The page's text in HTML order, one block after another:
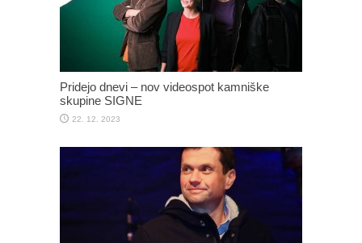
Pridejo dnevi – nov videospot kamniške
skupine SIGNE
22. 12. 2023